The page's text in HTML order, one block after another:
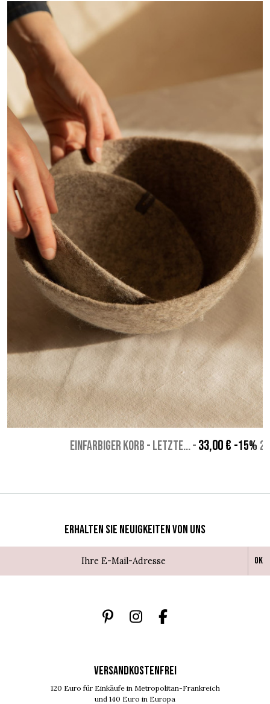
EINFARBIGER KORB - Letzte...-33,00 € -15%
Erhalten Sie Neuigkeiten von uns
Ok
VERSANDKOSTENFREI
120 Euro für Einkäufe in Metropolitan-Frankreich
und 140 Euro in Europa